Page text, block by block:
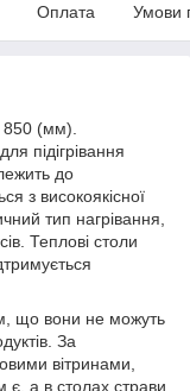
Оплата Умови
850 (мм).
підігрівання
до
з високоякісної
тип нагрівання,
Теплові столи
що вони не можуть
За
вітринами,
є, а в столах страви